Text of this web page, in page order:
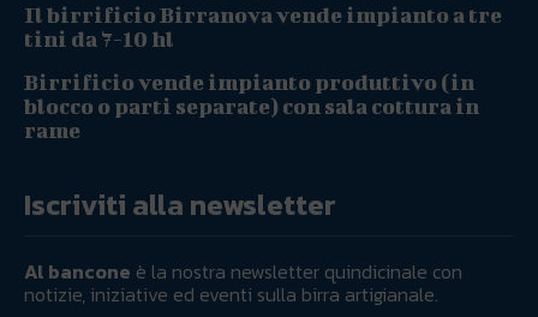
Il birrificio Birranova vende impianto a tre
tini da 7-10 hl
Birrificio vende impianto produttivo (in
blocco o parti separate) con sala cottura in
rame
Iscriviti alla newsletter
Al bancone è la nostra newsletter quindicinale con
notizie, iniziative ed eventi sulla birra artigianale.